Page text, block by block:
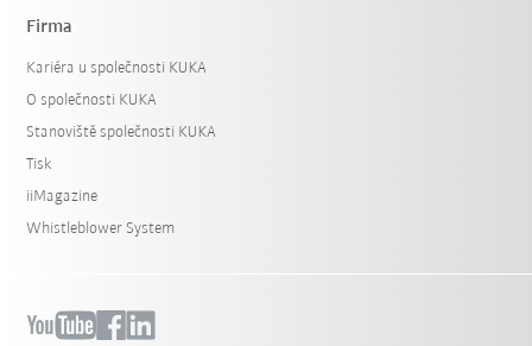
Firma
Kariéra u společnosti KUKA
O společnosti KUKA
Stanoviště společnosti KUKA
Tisk
iiMagazine
Whistleblower System